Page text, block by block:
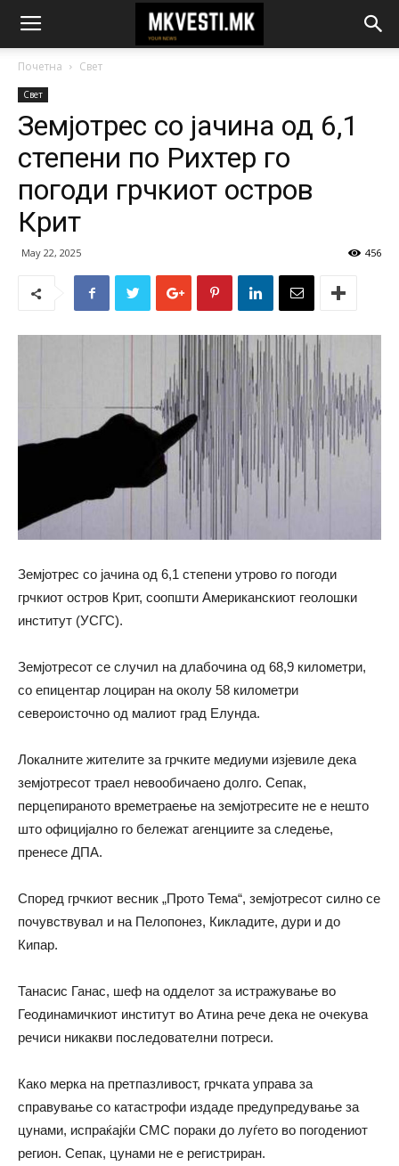
Почетна Свет
Свет
Земјотрес со јачина од 6,1
степени по Рихтер го
погоди грчкиот остров
Крит
May 22, 2025 456
Земјотрес со јачина од 6,1 степени утрово го погоди
грчкиот остров Крит, соопшти Американскиот геолошки
институт (УСГС).
Земјотресот се случил на длабочина од 68,9 километри,
со епицентар лоциран на околу 58 километри
североисточно од малиот град Елунда.
Локалните жителите за грчките медиуми изјевиле дека
земјотресот траел невообичаено долго. Сепак,
перцепираното времетраење на земјотресите не е нешто
што официјално го бележат агенциите за следење,
пренесе ДПА.
Според грчкиот весник „Прото Тема“, земјотресот силно се
почувствувал и на Пелопонез, Кикладите, дури и до
Кипар.
Танасис Ганас, шеф на одделот за истражување во
Геодинамичкиот институт во Атина рече дека не очекува
речиси никакви последователни потреси.
Како мерка на претпазливост, грчката управа за
справување со катастрофи издаде предупредување за
цунами, испраќајќи СМС пораки до луѓето во погодениот
регион. Сепак, цунами не е регистриран.